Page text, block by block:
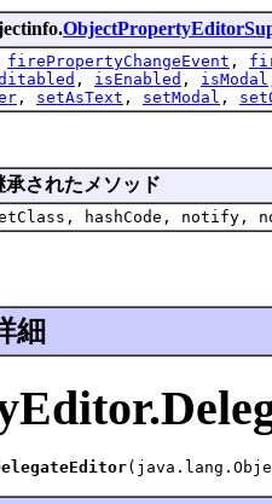
firePropertyChangeEvent ,
, isEnabled , isModal
, setAsText , setModal ,
承されたメソッド
hashCode,
細